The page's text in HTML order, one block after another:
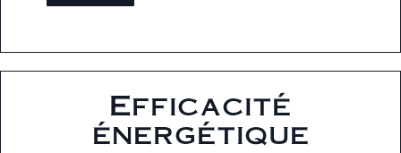
Efficacité
énergétique